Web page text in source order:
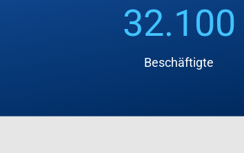
32.100
Beschäftigte